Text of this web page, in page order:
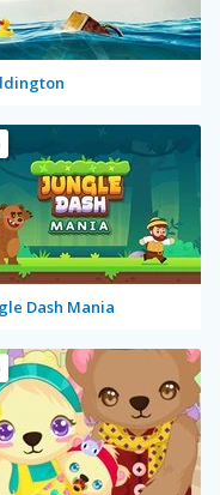
Dash Mania